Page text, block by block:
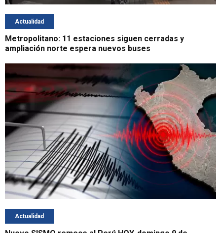
Actualidad
Metropolitano: 11 estaciones siguen cerradas y
ampliación norte espera nuevos buses
Actualidad